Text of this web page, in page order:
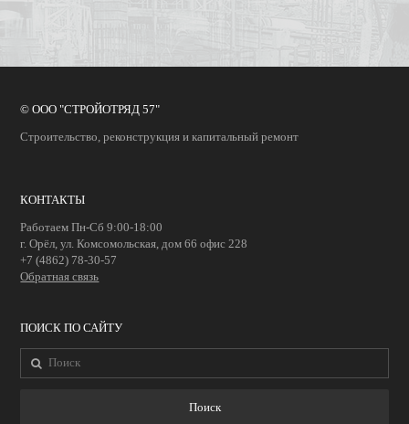
© ООО "СТРОЙОТРЯД 57"
Строительство, реконструкция и капитальный ремонт
КОНТАКТЫ
Работаем Пн-Сб 9:00-18:00
г. Орёл, ул. Комсомольская, дом 66 офис 228
+7 (4862) 78-30-57
Обратная связь
ПОИСК ПО САЙТУ